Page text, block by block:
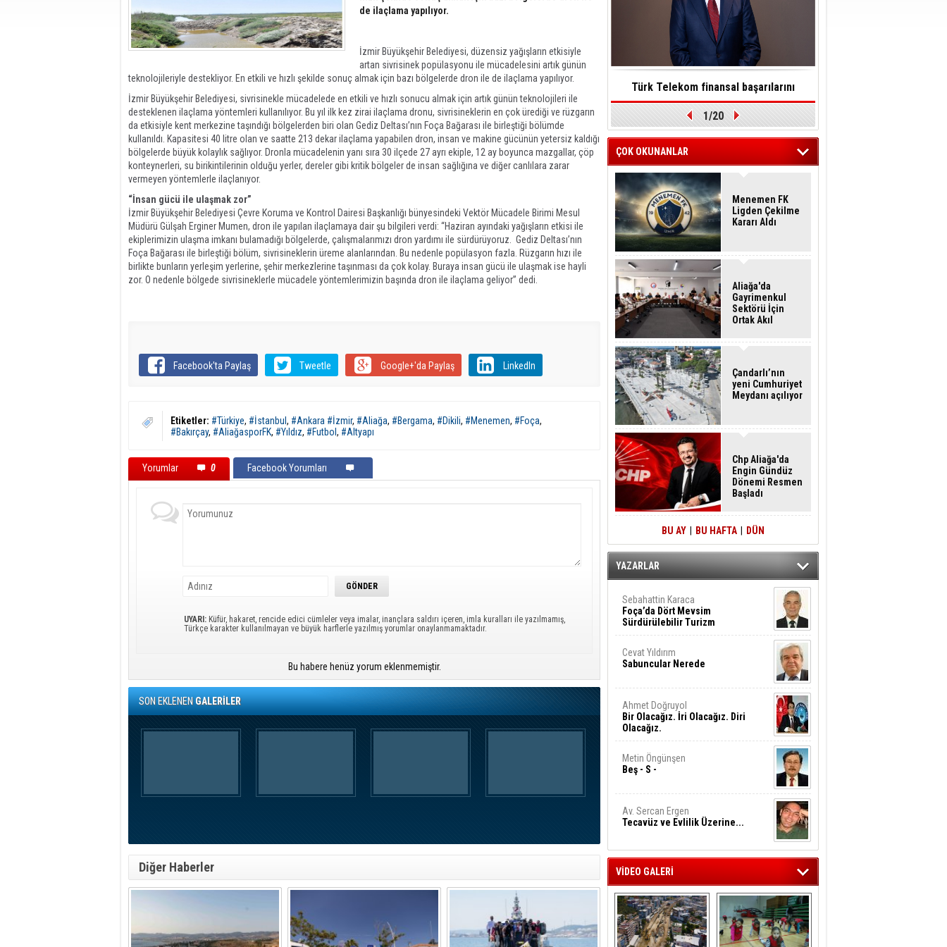
de ilaçlama yapılıyor.
İzmir Büyükşehir Belediyesi, düzensiz yağışların etkisiyle
artan sivrisinek popülasyonu ile mücadelesini artık günün
teknolojileriyle destekliyor. En etkili ve hızlı şekilde sonuç almak için bazı bölgelerde dron ile de ilaçlama yapılıyor.
İzmir Büyükşehir Belediyesi, sivrisinekle mücadelede en etkili ve hızlı sonucu almak için artık günün teknolojileri ile
desteklenen ilaçlama yöntemleri kullanılıyor. Bu yıl ilk kez zirai ilaçlama dronu, sivrisineklerin en çok ürediği ve rüzgarın
da etkisiyle kent merkezine taşındığı bölgelerden biri olan Gediz Deltası’nın Foça Bağarası ile birleştiği bölümde
kullanıldı. Kapasitesi 40 litre olan ve saatte 213 dekar ilaçlama yapabilen dron, insan ve makine gücünün yetersiz kaldığı
bölgelerde büyük kolaylık sağlıyor. Dronla mücadelenin yanı sıra 30 ilçede 27 ayrı ekiple, 12 ay boyunca mazgallar, çöp
konteynerleri, su birikintilerinin olduğu yerler, dereler gibi kritik bölgeler de insan sağlığına ve diğer canlılara zarar
vermeyen yöntemlerle ilaçlanıyor.
“İnsan gücü ile ulaşmak zor”
İzmir Büyükşehir Belediyesi Çevre Koruma ve Kontrol Dairesi Başkanlığı bünyesindeki Vektör Mücadele Birimi Mesul
Müdürü Gülşah Erginer Mumen, dron ile yapılan ilaçlamaya dair şu bilgileri verdi: “Haziran ayındaki yağışların etkisi ile
ekiplerimizin ulaşma imkanı bulamadığı bölgelerde, çalışmalarımızı dron yardımı ile sürdürüyoruz. Gediz Deltası’nın
Foça Bağarası ile birleştiği bölüm, sivrisineklerin üreme alanlarından. Bu nedenle popülasyon fazla. Rüzgarın hızı ile
birlikte bunların yerleşim yerlerine, şehir merkezlerine taşınması da çok kolay. Buraya insan gücü ile ulaşmak ise hayli
zor. O nedenle bölgede sivrisineklerle mücadele yöntemlerimizin başında dron ile ilaçlama geliyor” dedi.
Facebook'ta Paylaş Tweetle Google+'da Paylaş LinkedIn
Etiketler: #Türkiye, #İstanbul , #Ankara #İzmir, #Aliağa, #Bergama, #Dikili, #Menemen, #Foça,
#Bakırçay, #AliağasporFK, #Yıldız, #Futbol , #Altyapı
Yorumlar 0 Facebook Yorumları
UYARI: Küfür, hakaret, rencide edici cümleler veya imalar, inançlara saldırı içeren, imla kuralları ile yazılmamış,
Türkçe karakter kullanılmayan ve büyük harflerle yazılmış yorumlar onaylanmamaktadır.
Bu habere henüz yorum eklenmemiştir.
SON EKLENENGALERİLER
Diğer Haberler
Türk Telekom finansal başarılarını
sürdürülebilirlik vizyonuyla taçlandırdı
1/20
ÇOK OKUNANLAR
Menemen FK
Ligden Çekilme
Kararı Aldı
Aliağa'da
Gayrimenkul
Sektörü İçin
Ortak Akıl
Çandarlı’nın
yeni Cumhuriyet
Meydanı açılıyor
Chp Aliağa'da
Engin Gündüz
Dönemi Resmen
Başladı
BU AY BU HAFTA DÜN
YAZARLAR
Sebahattin Karaca
Foça’da Dört Mevsim
Sürdürülebilir Turizm
Cevat Yıldırım
Sabuncular Nerede
Ahmet Doğruyol
Bir Olacağız. İri Olacağız. Diri
Olacağız.
Metin Öngünşen
Beş - S -
Av. Sercan Ergen
Tecavüz ve Evlilik Üzerine...
VİDEO GALERİ